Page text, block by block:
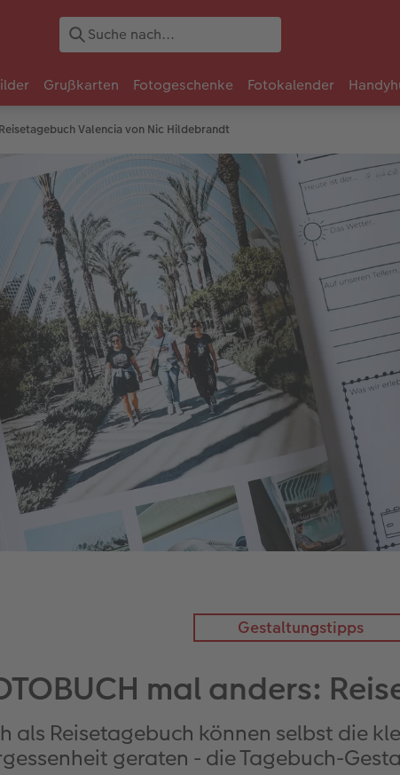
Grußkarten Fotogeschenke Fotokalender
Reisetagebuch Valencia von Nic Hildebrandt
Gestaltungstipps
mal anders:
als Reisetagebuch können selbst die
geraten - die Tagebuch-